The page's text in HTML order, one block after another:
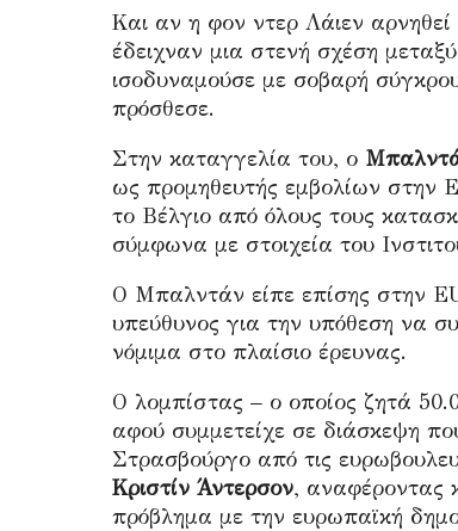
Και αν η φον ντερ Λάιεν
έδειχναν μια στενή σχέση
ισοδυναμούσε με σοβαρή
πρόσθεσε.
Στην καταγγελία του, ο
ως προμηθευτής εμβολίων στην
το Βέλγιο από όλους τους
σύμφωνα με στοιχεία του
Ο Μπαλντάν είπε επίσης στην
υπεύθυνος για την υπόθεση να
νόμιμα στο πλαίσιο έρευνας.
Ο λομπίστας – ο οποίος ζητά
αφού συμμετείχε σε διάσκεψη
Στρασβούργο από τις
Κριστίν Άντερσον, αναφέροντας
πρόβλημα με την ευρωπαϊκή